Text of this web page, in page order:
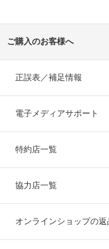
ご購入のお客様へ
正誤表／補足情報
電子メディアサポート
特約店一覧
協力店一覧
オンラインショップの返